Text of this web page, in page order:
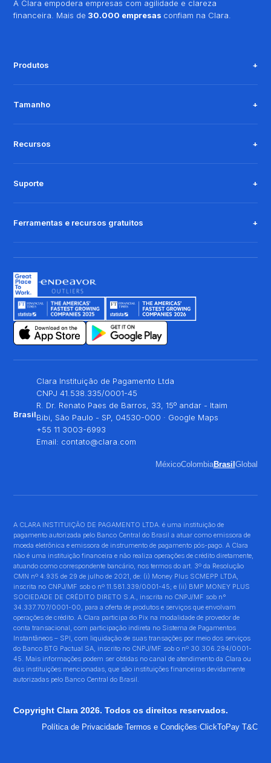
A Clara empodera empresas com agilidade e clareza
financeira. Mais de 30.000 empresas confiam na Clara.
Produtos
Tamanho
Recursos
Suporte
Ferramentas e recursos gratuitos
Brasil
Clara Instituição de Pagamento Ltda
CNPJ 41.538.335/0001-45
R. Dr. Renato Paes de Barros, 33, 15º andar - Itaim
Bibi, São Paulo - SP, 04530-000 · Google Maps
+55 11 3003-6993
Email: contato@clara.com
MéxicoColombiaBrasil Global
A CLARA INSTITUIÇÃO DE PAGAMENTO LTDA. é uma instituição de
pagamento autorizada pelo Banco Central do Brasil a atuar como emissora de
moeda eletrônica e emissora de instrumento de pagamento pós-pago. A Clara
não é uma instituição financeira e não realiza operações de crédito diretamente,
atuando como correspondente bancário, nos termos do art. 3º da Resolução
CMN nº 4.935 de 29 de julho de 2021, de: (i) Money Plus SCMEPP LTDA,
inscrita no CNPJ/MF sob o nº 11.581.339/0001-45; e (ii) BMP MONEY PLUS
SOCIEDADE DE CRÉDITO DIRETO S.A., inscrita no CNPJ/MF sob n°
34.337.707/0001-00, para a oferta de produtos e serviços que envolvam
operações de crédito. A Clara participa do Pix na modalidade de provedor de
conta transacional, com participação indireta no Sistema de Pagamentos
Instantâneos – SPI, com liquidação de suas transações por meio dos serviços
do Banco BTG Pactual SA, inscrito no CNPJ/MF sob o nº 30.306.294/0001-
45. Mais informações podem ser obtidas no canal de atendimento da Clara ou
das instituições mencionadas, que são instituições financeiras devidamente
autorizadas pelo Banco Central do Brasil.
Copyright Clara 2026. Todos os direitos reservados.
Política de Privacidade·Termos e Condições·ClickToPay T&C